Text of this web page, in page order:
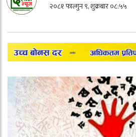
२०८१ फाल्गुन ९, शुक्रबार ०८:५५